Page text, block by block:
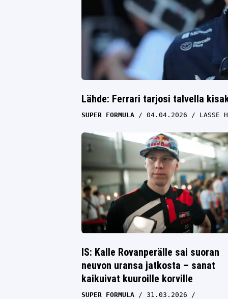
Lähde: Ferrari tarjosi talvella
SUPER FORMULA 04.04.2026 LASSE
IS: Kalle Rovanperälle sai suoran
neuvon uransa jatkosta – sanat
kaikuivat kuuroille korville
SUPER FORMULA
31.03.2026